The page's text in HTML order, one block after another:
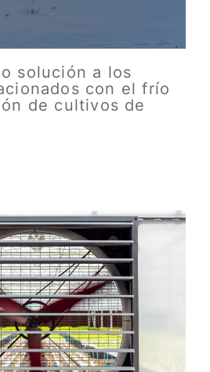
solución a los
con el frío
de cultivos de